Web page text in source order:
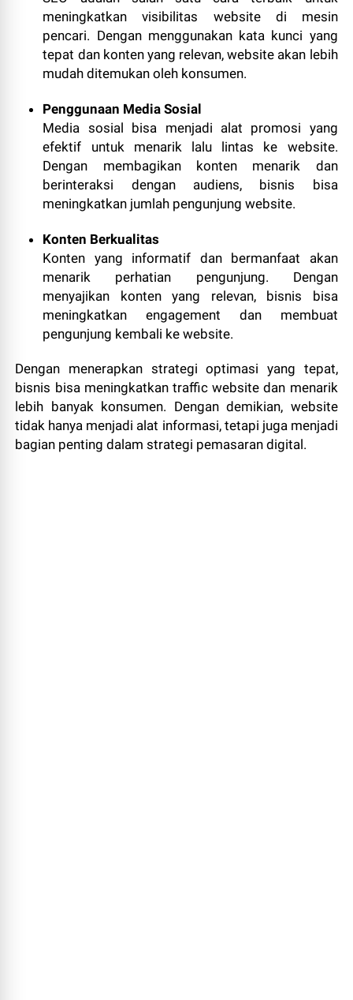
meningkatkan visibilitas website di mesin
pencari. Dengan menggunakan kata kunci yang
tepat dan konten yang relevan, website akan lebih
mudah ditemukan oleh konsumen.
Penggunaan Media Sosial
Media sosial bisa menjadi alat promosi yang
efektif untuk menarik lalu lintas ke website.
Dengan membagikan konten menarik dan
berinteraksi dengan audiens, bisnis bisa
meningkatkan jumlah pengunjung website.
Konten Berkualitas
Konten yang informatif dan bermanfaat akan
menarik perhatian pengunjung. Dengan
menyajikan konten yang relevan, bisnis bisa
meningkatkan engagement dan membuat
pengunjung kembali ke website.
Dengan menerapkan strategi optimasi yang tepat,
bisnis bisa meningkatkan traffic website dan menarik
lebih banyak konsumen. Dengan demikian, website
tidak hanya menjadi alat informasi, tetapi juga menjadi
bagian penting dalam strategi pemasaran digital.